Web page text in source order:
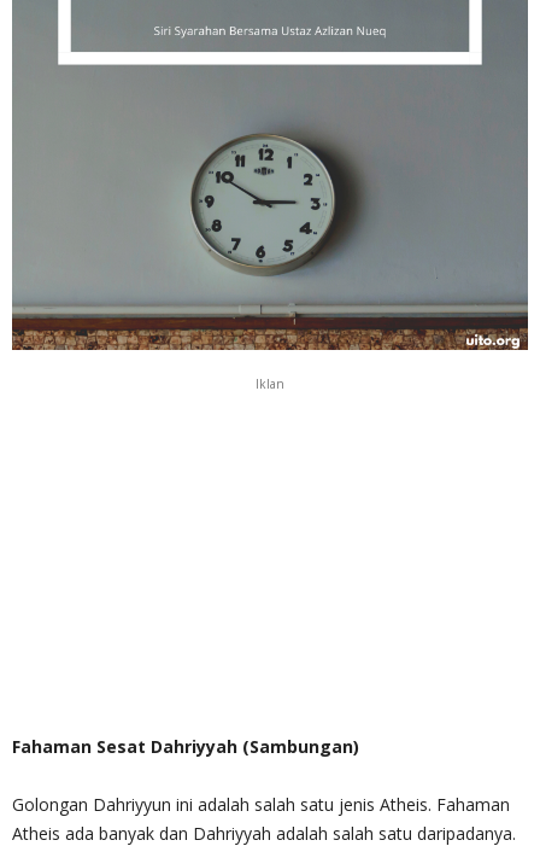
Iklan
Fahaman Sesat Dahriyyah (Sambungan)
Golongan Dahriyyun ini adalah salah satu jenis Atheis. Fahaman
Atheis ada banyak dan Dahriyyah adalah salah satu daripadanya.